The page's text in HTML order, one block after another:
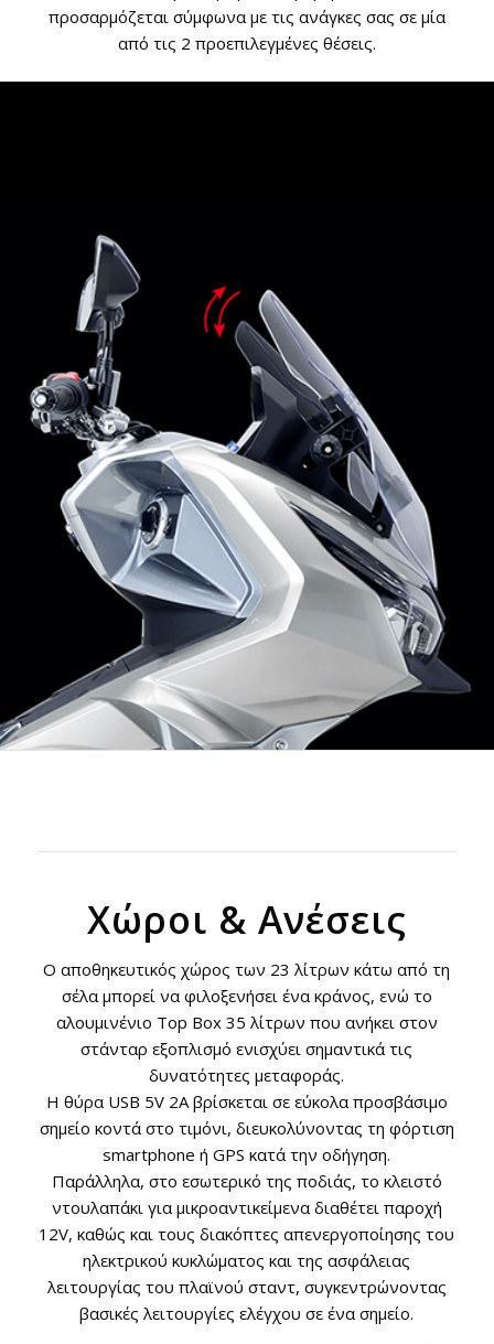
προσαρμόζεται σύμφωνα με τις ανάγκες σας σε μία
από τις 2 προεπιλεγμένες θέσεις.
Χώροι & Ανέσεις
Ο αποθηκευτικός χώρος των 23 λίτρων κάτω από τη
σέλα μπορεί να φιλοξενήσει ένα κράνος, ενώ το
αλουμινένιο Top Box 35 λίτρων που ανήκει στον
στάνταρ εξοπλισμό ενισχύει σημαντικά τις
δυνατότητες μεταφοράς.
Η θύρα USB 5V 2A βρίσκεται σε εύκολα προσβάσιμο
σημείο κοντά στο τιμόνι, διευκολύνοντας τη φόρτιση
smartphone ή GPS κατά την οδήγηση.
Παράλληλα, στο εσωτερικό της ποδιάς, το κλειστό
ντουλαπάκι για μικροαντικείμενα διαθέτει παροχή
12V, καθώς και τους διακόπτες απενεργοποίησης του
ηλεκτρικού κυκλώματος και της ασφάλειας
λειτουργίας του πλαϊνού σταντ, συγκεντρώνοντας
βασικές λειτουργίες ελέγχου σε ένα σημείο.